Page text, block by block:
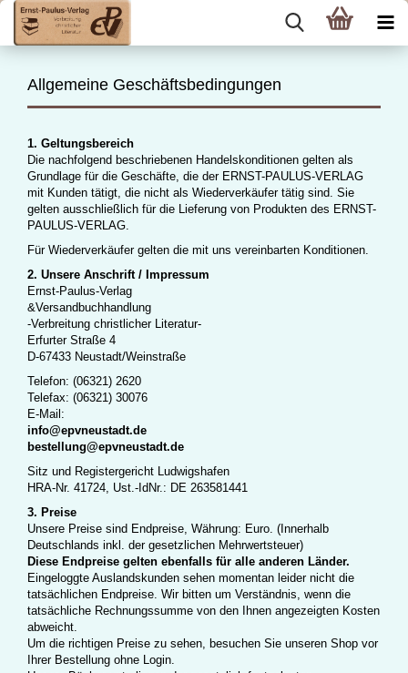
Allgemeine Geschäftsbedingungen
1. Geltungsbereich
Die nachfolgend beschriebenen Handelskonditionen gelten als
Grundlage für die Geschäfte, die der ERNST-PAULUS-VERLAG
mit Kunden tätigt, die nicht als Wiederverkäufer tätig sind. Sie
gelten ausschließlich für die Lieferung von Produkten des ERNST-
PAULUS-VERLAG.
Für Wiederverkäufer gelten die mit uns vereinbarten Konditionen.
2. Unsere Anschrift / Impressum
Ernst-Paulus-Verlag
&Versandbuchhandlung
-Verbreitung christlicher Literatur-
Erfurter Straße 4
D-67433 Neustadt/Weinstraße
Telefon: (06321) 2620
Telefax: (06321) 30076
E-Mail:
info@epvneustadt.de
bestellung@epvneustadt.de
Sitz und Registergericht Ludwigshafen
HRA-Nr. 41724, Ust.-IdNr.: DE 263581441
3. Preise
Unsere Preise sind Endpreise, Währung: Euro. (Innerhalb
Deutschlands inkl. der gesetzlichen Mehrwertsteuer)
Diese Endpreise gelten ebenfalls für alle anderen Länder.
Eingeloggte Auslandskunden sehen momentan leider nicht die
tatsächlichen Endpreise. Wir bitten um Verständnis, wenn die
tatsächliche Rechnungssumme von den Ihnen angezeigten Kosten
abweicht.
Um die richtigen Preise zu sehen, besuchen Sie unseren Shop vor
Ihrer Bestellung ohne Login.